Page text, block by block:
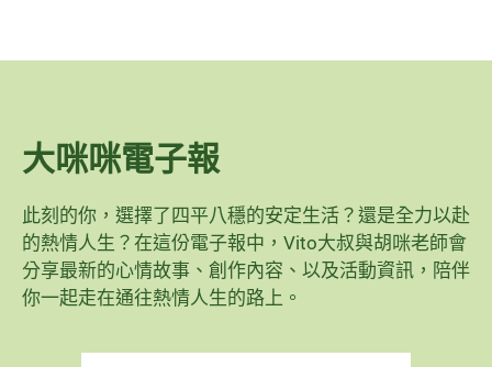
大咪咪電子報
此刻的你，選擇了四平八穩的安定生活？還是全力以赴
的熱情人生？在這份電子報中，Vito大叔與胡咪老師會
分享最新的心情故事、創作內容、以及活動資訊，陪伴
你一起走在通往熱情人生的路上。